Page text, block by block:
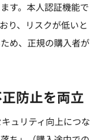
す。本人認証機能で
り、リスクが低いと
め、正規の購入者が
防止を両立
ュリティ向上につな